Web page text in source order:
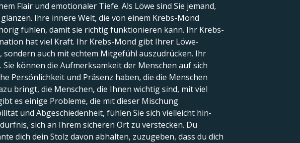
Flair und emotionaler Tiefe. Als Löwe sind Sie jemand,
Ihre innere Welt, die von einem Krebs-Mond
fühlen, damit sie richtig funktionieren kann. Ihr Krebs-
hat viel Kraft. Ihr Krebs-Mond gibt Ihrer Löwe-
auch mit echtem Mitgefühl auszudrücken. Ihr
können die Aufmerksamkeit der Menschen auf sich
Persönlichkeit und Präsenz haben, die die Menschen
bringt, die Menschen, die Ihnen wichtig sind, mit viel
es einige Probleme, die mit dieser Mischung
und Abgeschiedenheit, fühlen Sie sich vielleicht hin-
sich an Ihrem sicheren Ort zu verstecken. Du
dich dein Stolz davon abhalten, zuzugeben, dass du dich